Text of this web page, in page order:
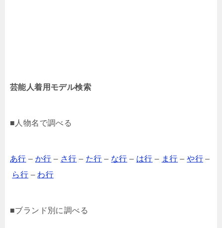
芸能人着用モデル検索
■人物名で調べる
あ行 –か行 – さ行 – た行 – な行 – は行 – ま行 –や行–
ら行 – わ行
■ブランド別に調べる